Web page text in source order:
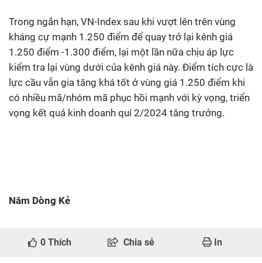
Trong ngắn hạn, VN-Index sau khi vượt lên trên vùng
kháng cự mạnh 1.250 điểm để quay trở lại kênh giá
1.250 điểm -1.300 điểm, lại một lần nữa chịu áp lực
kiểm tra lại vùng dưới của kênh giá này. Điểm tích cực là
lực cầu vẫn gia tăng khá tốt ở vùng giá 1.250 điểm khi
có nhiều mã/nhóm mã phục hồi mạnh với kỳ vọng, triển
vọng kết quả kinh doanh quí 2/2024 tăng trưởng.
Năm Dòng Kẻ
0 Thích Chia sẻ In